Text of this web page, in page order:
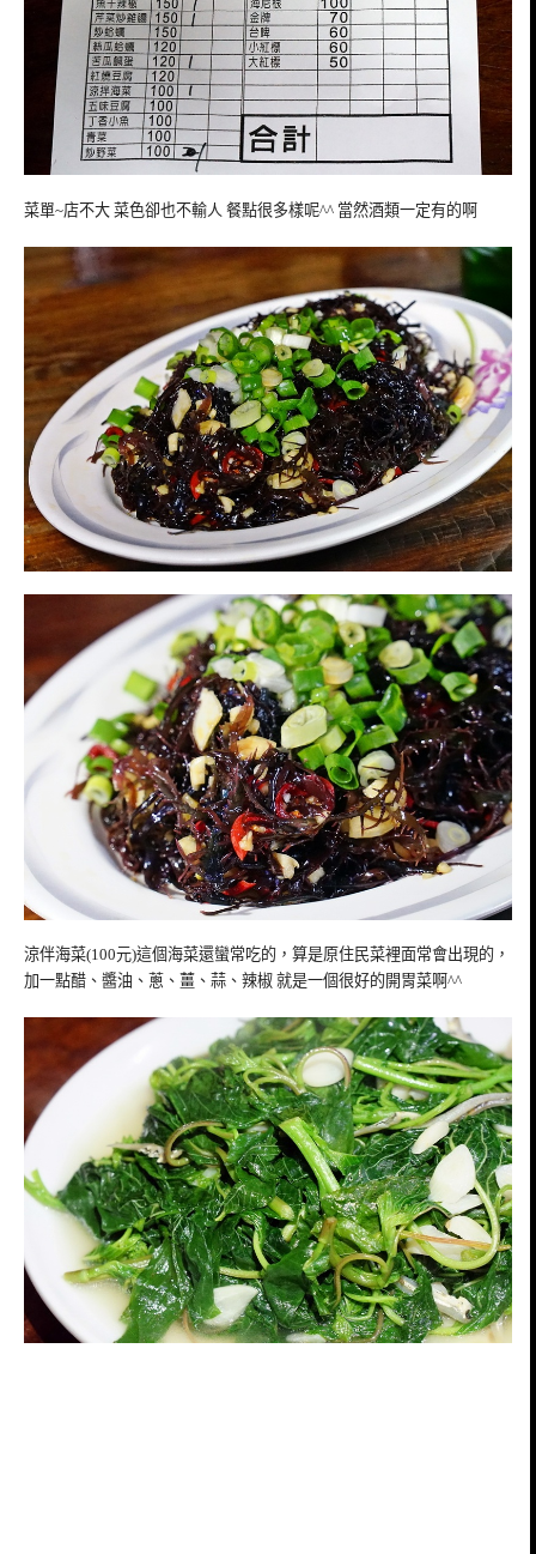
菜單~店不大 菜色卻也不輸人 餐點很多樣呢^^ 當然酒類一定有的啊
涼伴海菜(100元)這個海菜還蠻常吃的，算是原住民菜裡面常會出現的，
加一點醋、醬油、蔥、薑、蒜、辣椒 就是一個很好的開胃菜啊^^